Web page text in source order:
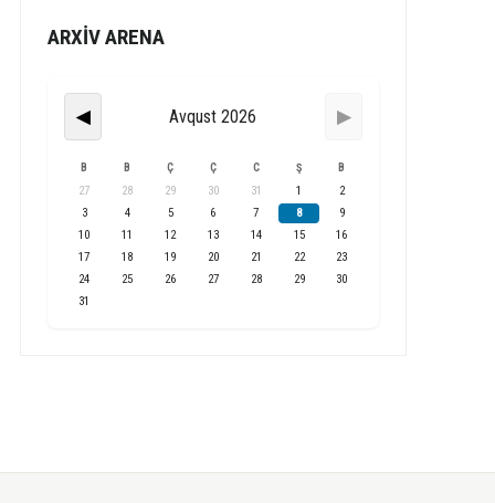
ARXİV ARENA
◀ Avqust 2026 ▶
B B Ç Ç C Ş B
27 28 29 30 31 1
2
3
4 5 6 7 8
9
10
11 12 13 14 15
16
17
18 19 20 21 22
23
24
25 26 27 28 29
30
31